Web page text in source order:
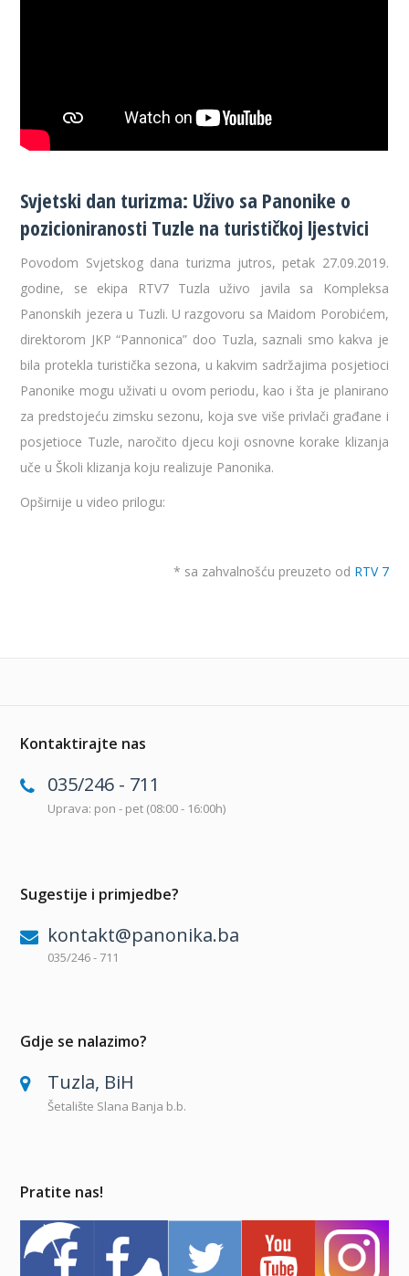
Svjetski dan turizma: Uživo sa Panonike o
pozicioniranosti Tuzle na turističkoj ljestvici
Povodom Svjetskog dana turizma jutros, petak 27.09.2019.
godine, se ekipa RTV7 Tuzla uživo javila sa Kompleksa
Panonskih jezera u Tuzli. U razgovoru sa Maidom Porobićem,
direktorom JKP “Pannonica” doo Tuzla, saznali smo kakva je
bila protekla turistička sezona, u kakvim sadržajima posjetioci
Panonike mogu uživati u ovom periodu, kao i šta je planirano
za predstojeću zimsku sezonu, koja sve više privlači građane i
posjetioce Tuzle, naročito djecu koji osnovne korake klizanja
uče u Školi klizanja koju realizuje Panonika.
Opširnije u video prilogu:
* sa zahvalnošću preuzeto od RTV 7
Kontaktirajte nas
035/246 - 711
Uprava: pon - pet (08:00 - 16:00h)
Sugestije i primjedbe?
kontakt@panonika.ba
035/246 - 711
Gdje se nalazimo?
Tuzla, BiH
Šetalište Slana Banja b.b.
Pratite nas!